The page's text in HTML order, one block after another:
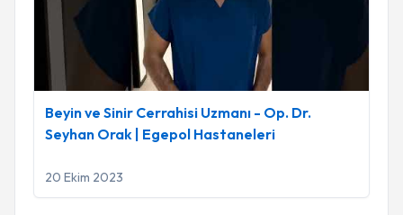
Beyin ve Sinir Cerrahisi Uzmanı - Op. Dr.
Seyhan Orak | Egepol Hastaneleri
20 Ekim 2023